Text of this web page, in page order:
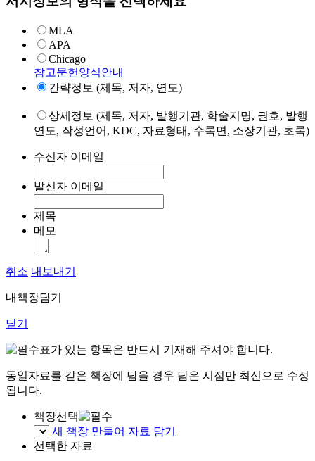
MLA
APA
Chicago
참고문헌양식안내
간략정보 (제목, 저자, 연도)
상세정보 (제목, 저자, 발행기관, 학술지명, 권호, 발행
연도, 작성언어, KDC, 자료형태, 수록면, 소장기관, 초록)
수신자 이메일
발신자 이메일
제목
메모
취소 내보내기
내책장담기
닫기
표가 있는 항목은 반드시 기재해 주셔야 합니다.
동일자료를 같은 책장에 담을 경우 담은 시점만 최신으로 수정
됩니다.
책장선택
새 책장 만들어 자료 담기
선택한 자료